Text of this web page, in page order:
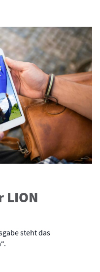
LION
steht das